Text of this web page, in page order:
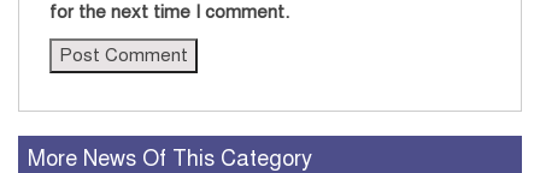
for the next time I comment.
More News Of This Category